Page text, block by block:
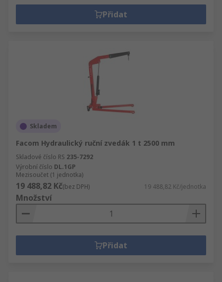
Přidat
Skladem
Facom Hydraulický ruční zvedák 1 t 2500 mm
Skladové číslo RS 235-7292
Výrobní číslo DL.1GP
Mezisoučet (1 jednotka)
19 488,82 Kč(bez DPH) 19 488,82 Kč/jednotka
Množství
Přidat